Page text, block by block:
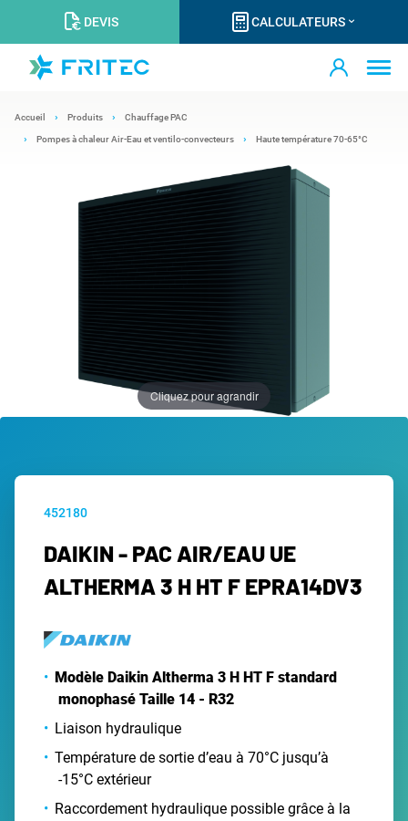
DEVIS CALCULATEURS
Accueil Produits Chauffage PAC
Pompes à chaleur Air-Eau et ventilo-convecteurs Haute température 70-65°C
Cliquez pour agrandir
452180
DAIKIN - PAC AIR/EAU UE
ALTHERMA 3 H HT F EPRA14DV3
Modèle Daikin Altherma 3 H HT F standard
monophasé Taille 14 - R32
Liaison hydraulique
Température de sortie d’eau à 70°C jusqu’à
-15°C extérieur
Raccordement hydraulique possible grâce à la